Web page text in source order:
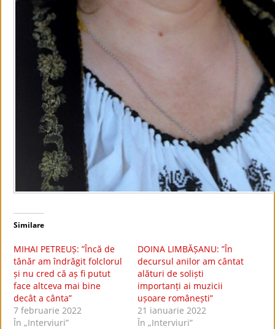
Similare
MIHAI PETREUȘ: ”Încă de
tânăr am îndrăgit folclorul
și nu cred că aș fi putut
face altceva mai bine
decât a cânta”
7 februarie 2022
În „Interviuri”
DOINA LIMBĂȘANU: ”În
decursul anilor am cântat
alături de soliști
importanți ai muzicii
ușoare românești”
21 ianuarie 2022
În „Interviuri”